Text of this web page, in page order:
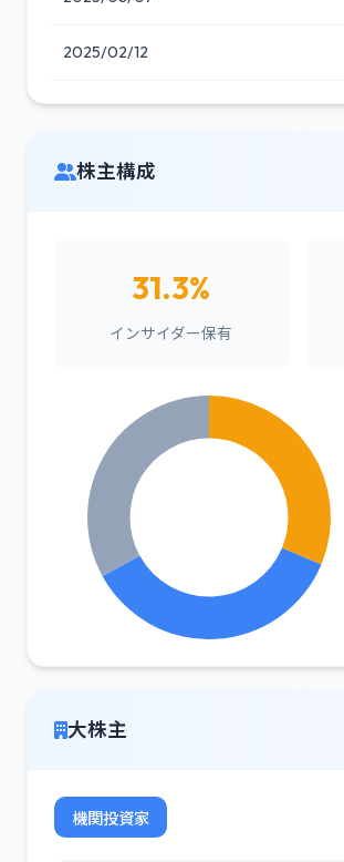
2025/02/12
株主構成
31.3%
インサイダー保有
大株主
機関投資家